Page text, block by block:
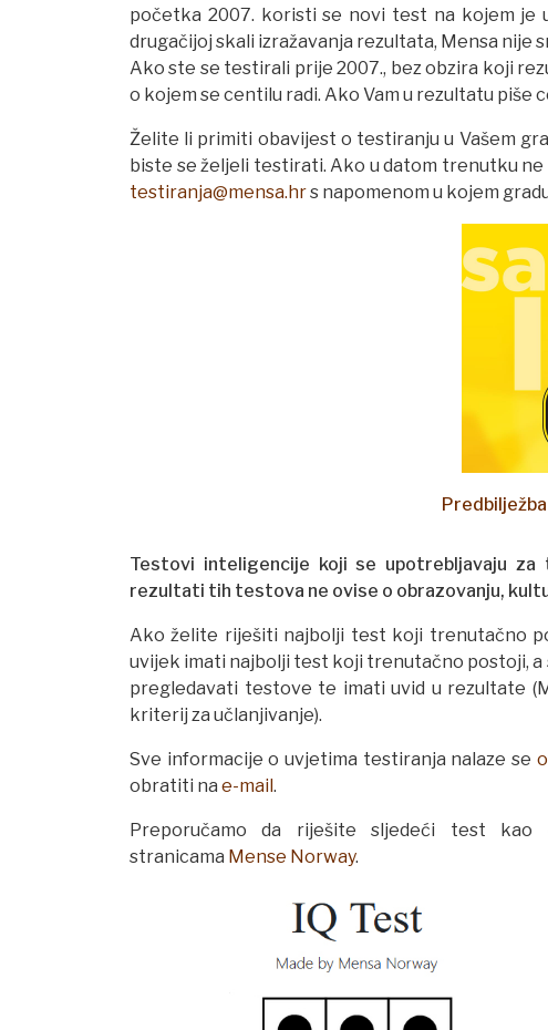
početka 2007. koristi se novi test na kojem je
drugačijoj skali izražavanja rezultata, Mensa nije
Ako ste se testirali prije 2007., bez obzira koji
o kojem se centilu radi. Ako Vam u rezultatu piše
Želite li primiti obavijest o testiranju u Vašem
biste se željeli testirati. Ako u datom trenutku
testiranja@mensa.hrs napomenom u kojem
Testovi inteligencije koji se upotrebljavaju
rezultati tih testova ne ovise o obrazovanju,
Ako želite riješiti najbolji test koji trenutačno
uvijek imati najbolji test koji trenutačno postoji,
pregledavati testove te imati uvid u rezultate
kriterij za učlanjivanje).
Sve informacije o uvjetima testiranja nalaze se
obratiti na e-mail.
Preporučamo da riješite sljedeći test
stranicama Mense Norway.